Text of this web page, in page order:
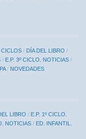
CICLOS / DÍA DEL LIBRO /
/ E.P. 3º CICLO. NOTICIAS /
/ NOVEDADES
LIBRO / E.P. 1º CICLO.
NOTICIAS / ED. INFANTIL.